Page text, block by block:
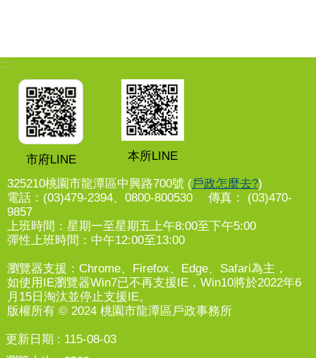
:::
市府LINE 本所LINE
325210桃園市龍潭區中興路700號 (戶政怎麼去?)
電話：(03)479-2394、0800-800530 傳真： (03)470-
9857
上班時間：星期一至星期五上午8:00至下午5:00
彈性上班時間：中午12:00至13:00
瀏覽器支援：Chrome、Firefox、Edge、Safari為主，
如使用IE瀏覽器Win7已不再支援IE，Win10將於2022年6
月15日淘汰並停止支援IE。
版權所有 © 2024 桃園市龍潭區戶政事務所
更新日期
115-08-03